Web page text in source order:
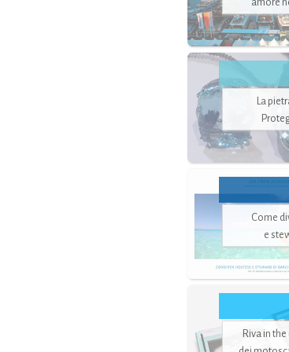
La
Come
e
Riva in